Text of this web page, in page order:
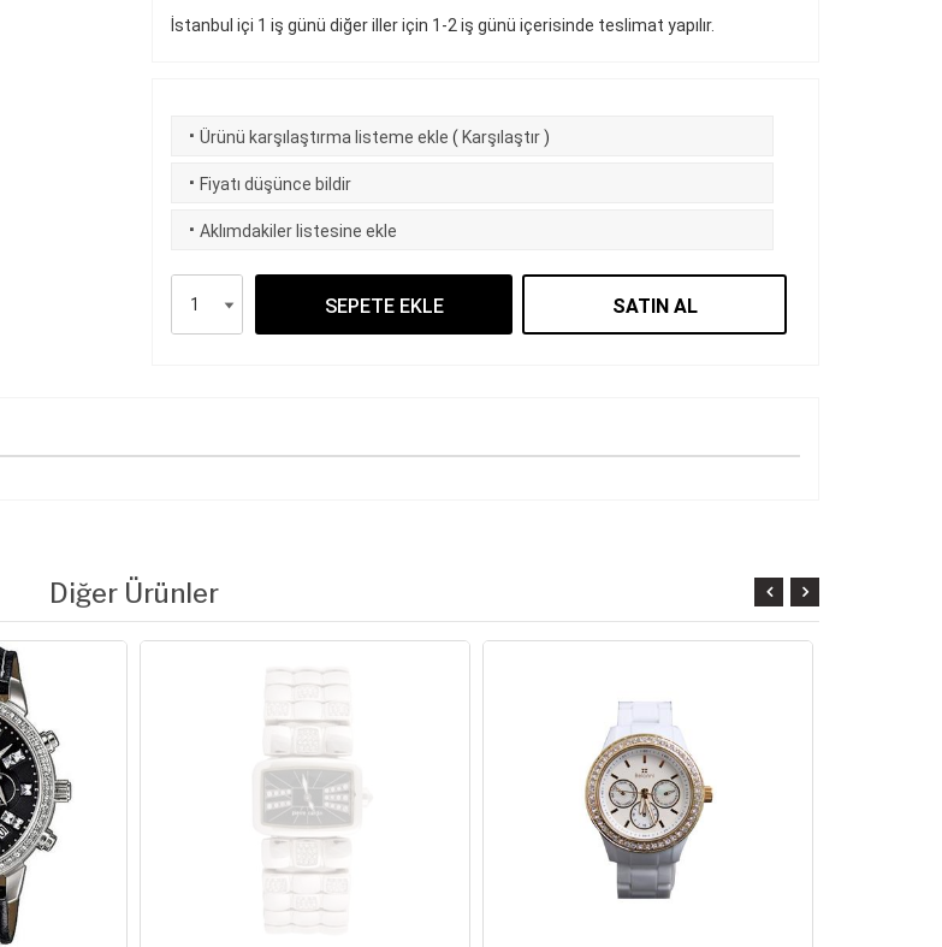
İstanbul içi 1 iş günü diğer iller için 1-2 iş günü içerisinde teslimat yapılır.
· Ürünü karşılaştırma listeme ekle ( Karşılaştır )
· Fiyatı düşünce bildir
· Aklımdakiler listesine ekle
SEPETE EKLE SATIN AL
Diğer Ürünler